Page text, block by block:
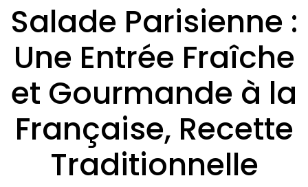
Salade Parisienne :
Une Entrée Fraîche
et Gourmande à la
Française, Recette
Traditionnelle